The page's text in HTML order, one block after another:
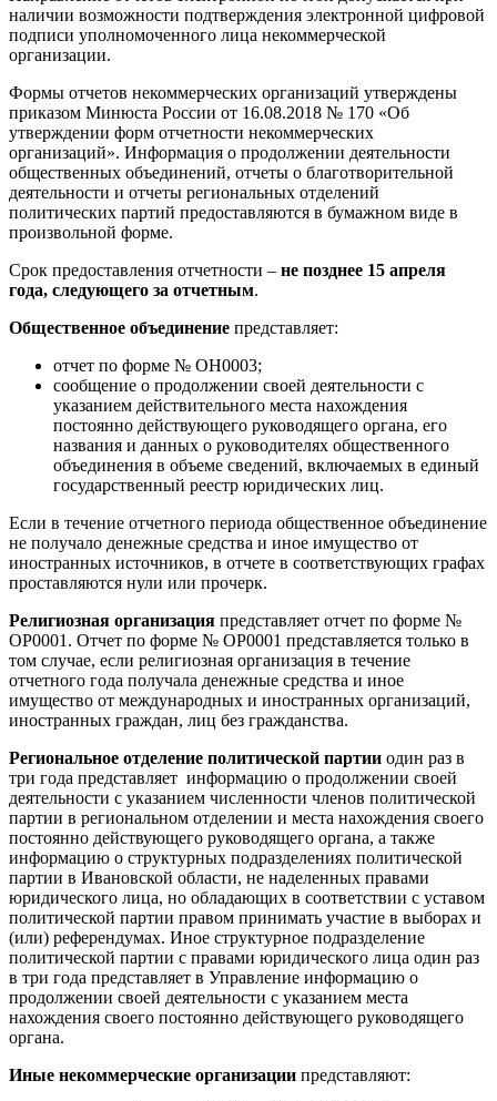
наличии возможности подтверждения электронной цифровой
подписи уполномоченного лица некоммерческой
организации.
Формы отчетов некоммерческих организаций утверждены
приказом Минюста России от 16.08.2018 № 170 «Об
утверждении форм отчетности некоммерческих
организаций». Информация о продолжении деятельности
общественных объединений, отчеты о благотворительной
деятельности и отчеты региональных отделений
политических партий предоставляются в бумажном виде в
произвольной форме.
Срок предоставления отчетности – не позднее 15 апреля
года, следующего за отчетным.
Общественное объединение представляет:
отчет по форме № ОН0003;
сообщение о продолжении своей деятельности с
указанием действительного места нахождения
постоянно действующего руководящего органа, его
названия и данных о руководителях общественного
объединения в объеме сведений, включаемых в единый
государственный реестр юридических лиц.
Если в течение отчетного периода общественное объединение
не получало денежные средства и иное имущество от
иностранных источников, в отчете в соответствующих графах
проставляются нули или прочерк.
Религиозная организация представляет отчет по форме №
ОР0001. Отчет по форме № ОР0001 представляется только в
том случае, если религиозная организация в течение
отчетного года получала денежные средства и иное
имущество от международных и иностранных организаций,
иностранных граждан, лиц без гражданства.
Региональное отделение политической партии один раз в
три года представляет информацию о продолжении своей
деятельности с указанием численности членов политической
партии в региональном отделении и места нахождения своего
постоянно действующего руководящего органа, а также
информацию о структурных подразделениях политической
партии в Ивановской области, не наделенных правами
юридического лица, но обладающих в соответствии с уставом
политической партии правом принимать участие в выборах и
(или) референдумах. Иное структурное подразделение
политической партии с правами юридического лица один раз
в три года представляет в Управление информацию о
продолжении своей деятельности с указанием места
нахождения своего постоянно действующего руководящего
органа.
Иные некоммерческие организации представляют: